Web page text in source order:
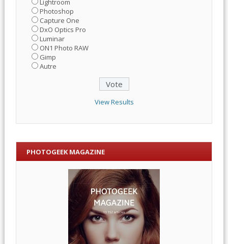
Lightroom
Photoshop
Capture One
DxO Optics Pro
Luminar
ON1 Photo RAW
Gimp
Autre
View Results
PHOTOGEEK MAGAZINE